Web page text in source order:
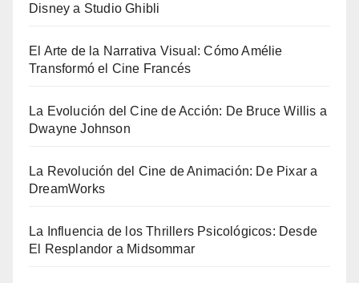
Disney a Studio Ghibli
El Arte de la Narrativa Visual: Cómo Amélie
Transformó el Cine Francés
La Evolución del Cine de Acción: De Bruce Willis a
Dwayne Johnson
La Revolución del Cine de Animación: De Pixar a
DreamWorks
La Influencia de los Thrillers Psicológicos: Desde
El Resplandor a Midsommar